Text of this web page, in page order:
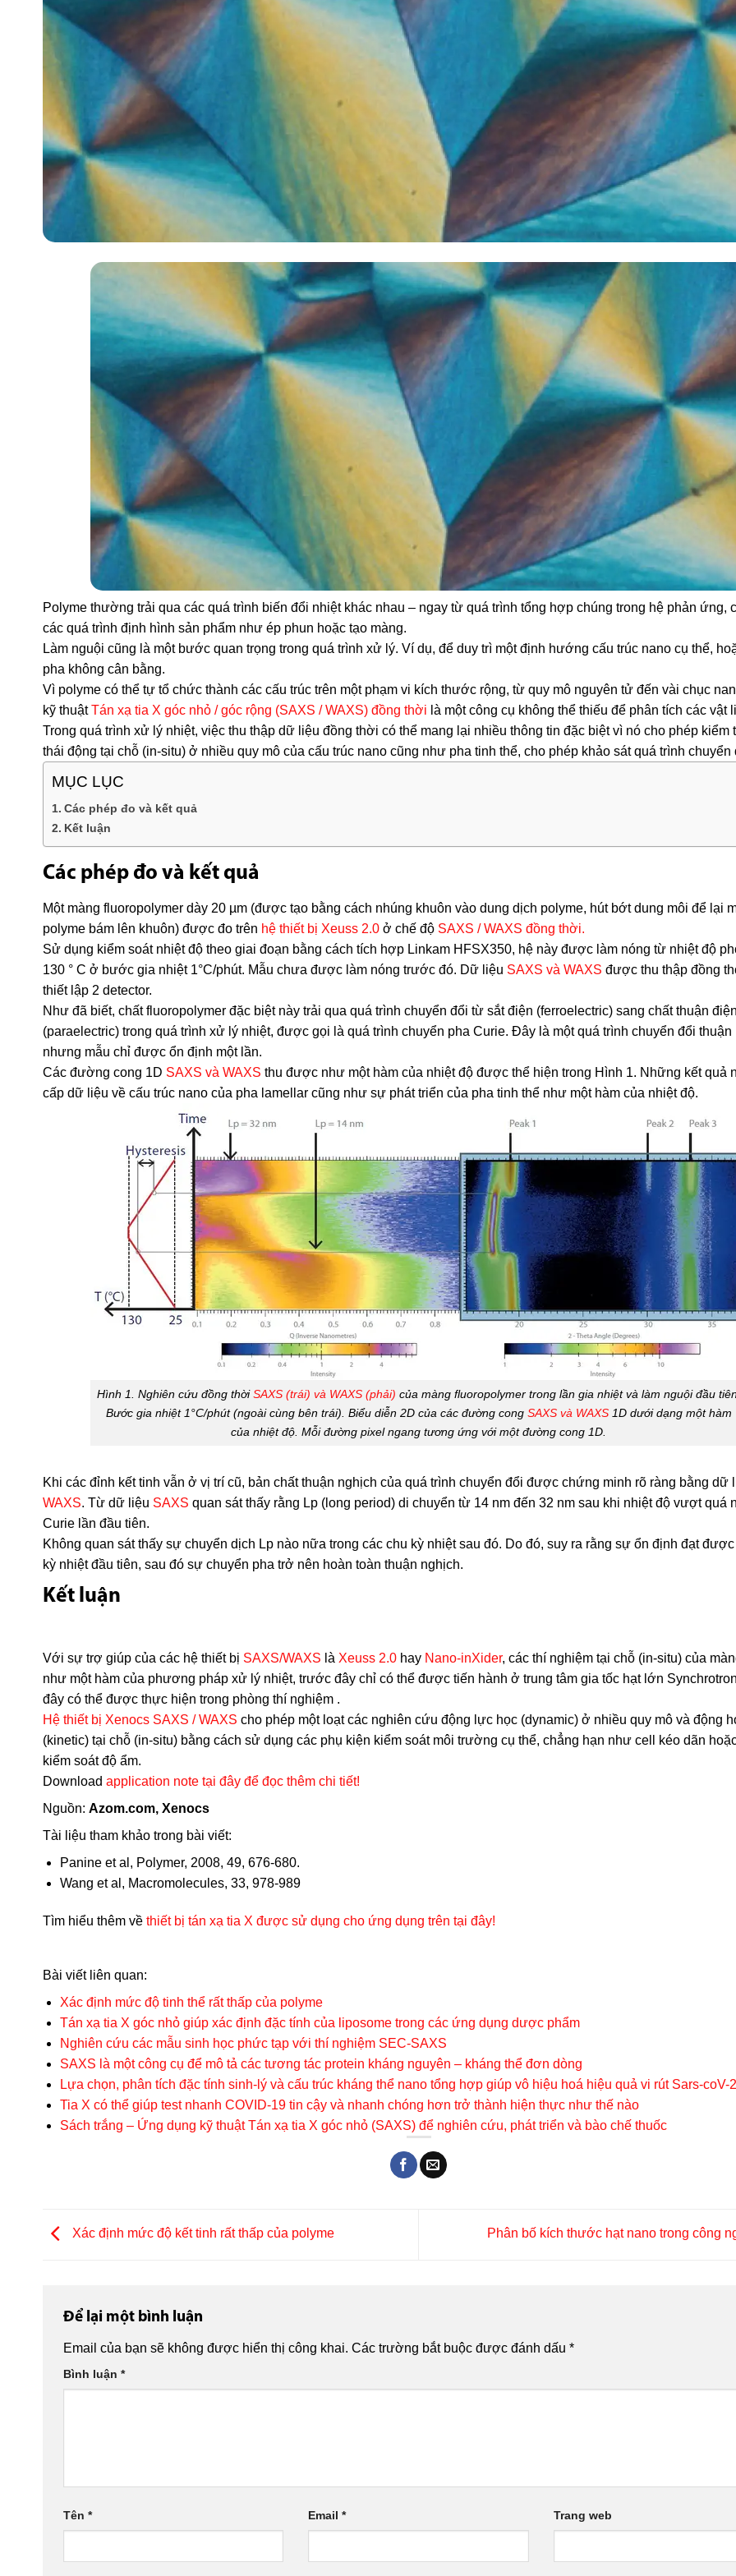
Polyme thường trải qua các quá trình biến đổi nhiệt khác nhau – ngay từ quá trình tổng hợp chúng trong hệ phản ứng,
các quá trình định hình sản phẩm như ép phun hoặc tạo màng.
Làm nguội cũng là một bước quan trọng trong quá trình xử lý. Ví dụ, để duy trì một định hướng cấu trúc nano cụ thể,
pha không cân bằng.
Vì polyme có thể tự tổ chức thành các cấu trúc trên một phạm vi kích thước rộng, từ quy mô nguyên tử đến vài chục
kỹ thuậtTán xạ tia X góc nhỏ / góc rộng (SAXS / WAXS) đồng thời là một công cụ không thể thiếu để phân tích các vật
Trong quá trình xử lý nhiệt, việc thu thập dữ liệu đồng thời có thể mang lại nhiều thông tin đặc biệt vì nó cho phép kiểm
thái động tại chỗ (in-situ) ở nhiều quy mô của cấu trúc nano cũng như pha tinh thể, cho phép khảo sát quá trình chuyển
MỤC LỤC
Các phép đo và kết quả
Kết luận
Các phép đo và kết quả
Một màng fluoropolymer dày 20 µm (được tạo bằng cách nhúng khuôn vào dung dịch polyme, hút bớt dung môi để lại
polyme bám lên khuôn) được đo trên hệ thiết bị Xeuss 2.0 ở chế độ SAXS / WAXS đồng thời.
Sử dụng kiểm soát nhiệt độ theo giai đoạn bằng cách tích hợp Linkam HFSX350, hệ này được làm nóng từ nhiệt độ
130 ° C ở bước gia nhiệt 1°C/phút. Mẫu chưa được làm nóng trước đó. Dữ liệu SAXS và WAXS được thu thập đồng
thiết lập 2 detector.
Như đã biết, chất fluoropolymer đặc biệt này trải qua quá trình chuyển đổi từ sắt điện (ferroelectric) sang chất thuận
(paraelectric) trong quá trình xử lý nhiệt, được gọi là quá trình chuyển pha Curie. Đây là một quá trình chuyển đổi thuận
nhưng mẫu chỉ được ổn định một lần.
Các đường cong 1D SAXS và WAXS thu được như một hàm của nhiệt độ được thể hiện trong Hình 1. Những kết quả
cấp dữ liệu về cấu trúc nano của pha lamellar cũng như sự phát triển của pha tinh thể như một hàm của nhiệt độ.
Hình 1. Nghiên cứu đồng thờiSAXS (trái) và WAXS (phải) của màng fluoropolymer trong lần gia nhiệt và làm nguội đầu
Bước gia nhiệt 1°C/phút (ngoài cùng bên trái). Biểu diễn 2D của các đường cong SAXS và WAXS1D dưới dạng một hàm
của nhiệt độ. Mỗi đường pixel ngang tương ứng với một đường cong 1D.
Khi các đỉnh kết tinh vẫn ở vị trí cũ, bản chất thuận nghịch của quá trình chuyển đổi được chứng minh rõ ràng bằng dữ
WAXS. Từ dữ liệu SAXS quan sát thấy rằng Lp (long period) di chuyển từ 14 nm đến 32 nm sau khi nhiệt độ vượt quá
Curie lần đầu tiên.
Không quan sát thấy sự chuyển dịch Lp nào nữa trong các chu kỳ nhiệt sau đó. Do đó, suy ra rằng sự ổn định đạt
kỳ nhiệt đầu tiên, sau đó sự chuyển pha trở nên hoàn toàn thuận nghịch.
Kết luận
Với sự trợ giúp của các hệ thiết bị SAXS/WAXS là Xeuss 2.0 hay Nano-inXider, các thí nghiệm tại chỗ (in-situ) của
như một hàm của phương pháp xử lý nhiệt, trước đây chỉ có thể được tiến hành ở trung tâm gia tốc hạt lớn
đây có thể được thực hiện trong phòng thí nghiệm .
Hệ thiết bị Xenocs SAXS / WAXS cho phép một loạt các nghiên cứu động lực học (dynamic) ở nhiều quy mô và động
(kinetic) tại chỗ (in-situ) bằng cách sử dụng các phụ kiện kiểm soát môi trường cụ thể, chẳng hạn như cell kéo dãn
kiểm soát độ ẩm.
Download application note tại đây để đọc thêm chi tiết!
Nguồn: Azom.com, Xenocs
Tài liệu tham khảo trong bài viết:
Panine et al, Polymer, 2008, 49, 676-680.
Wang et al, Macromolecules, 33, 978-989
Tìm hiểu thêm về thiết bị tán xạ tia X được sử dụng cho ứng dụng trên tại đây!
Bài viết liên quan:
Xác định mức độ tinh thể rất thấp của polyme
Tán xạ tia X góc nhỏ giúp xác định đặc tính của liposome trong các ứng dụng dược phẩm
Nghiên cứu các mẫu sinh học phức tạp với thí nghiệm SEC-SAXS
SAXS là một công cụ để mô tả các tương tác protein kháng nguyên – kháng thể đơn dòng
Lựa chọn, phân tích đặc tính sinh-lý và cấu trúc kháng thể nano tổng hợp giúp vô hiệu hoá hiệu quả vi rút Sars-coV-2
Tia X có thể giúp test nhanh COVID-19 tin cậy và nhanh chóng hơn trở thành hiện thực như thế nào
Sách trắng – Ứng dụng kỹ thuật Tán xạ tia X góc nhỏ (SAXS) để nghiên cứu, phát triển và bào chế thuốc
Xác định mức độ kết tinh rất thấp của polyme Phân bố kích thước hạt nano trong công
Để lại một bình luận
Email của bạn sẽ không được hiển thị công khai. Các trường bắt buộc được đánh dấu *
Bình luận *
Tên * Email* Trang web